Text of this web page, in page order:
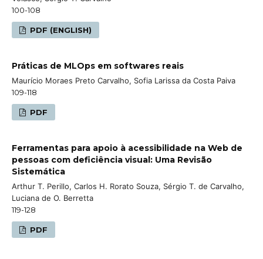
100-108
PDF (ENGLISH)
Práticas de MLOps em softwares reais
Maurício Moraes Preto Carvalho, Sofia Larissa da Costa Paiva
109-118
PDF
Ferramentas para apoio à acessibilidade na Web de
pessoas com deficiência visual: Uma Revisão
Sistemática
Arthur T. Perillo, Carlos H. Rorato Souza, Sérgio T. de Carvalho,
Luciana de O. Berretta
119-128
PDF